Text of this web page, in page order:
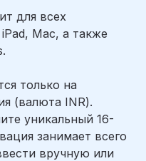
для всех
Mac, а также
только на
(валюта INR).
уникальный 16-
занимает всего
вручную или